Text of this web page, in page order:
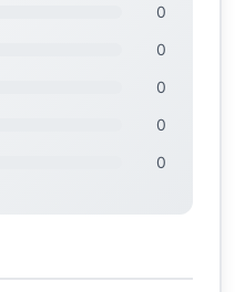
0
0
0
0
0